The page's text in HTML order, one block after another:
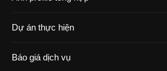
Dự án thực hiện
Báo giá dịch vụ